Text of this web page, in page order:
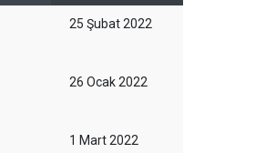
25 Şubat 2022
26 Ocak 2022
1 Mart 2022